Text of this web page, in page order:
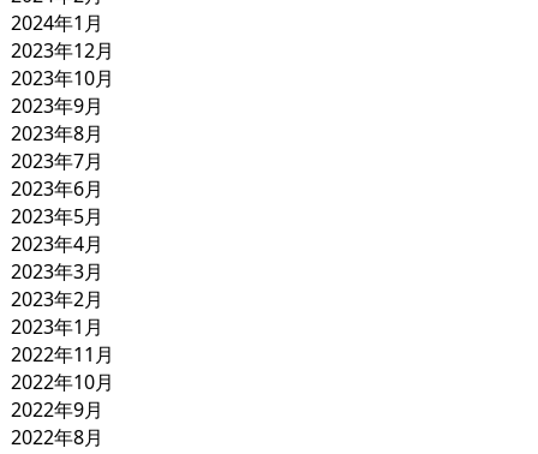
2024年1月
2023年12月
2023年10月
2023年9月
2023年8月
2023年7月
2023年6月
2023年5月
2023年4月
2023年3月
2023年2月
2023年1月
2022年11月
2022年10月
2022年9月
2022年8月